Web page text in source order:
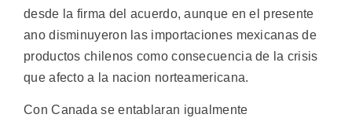
desde la firma del acuerdo, aunque en el presente
ano disminuyeron las importaciones mexicanas de
productos chilenos como consecuencia de la crisis
que afecto a la nacion norteamericana.
Con Canada se entablaran igualmente